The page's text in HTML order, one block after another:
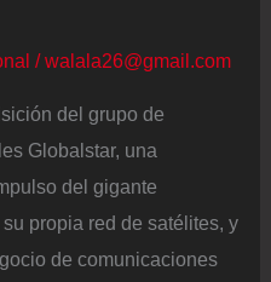
/walala26@gmail.com
del grupo de
Globalstar, una
del gigante
propia red de satélites, y
de comunicaciones